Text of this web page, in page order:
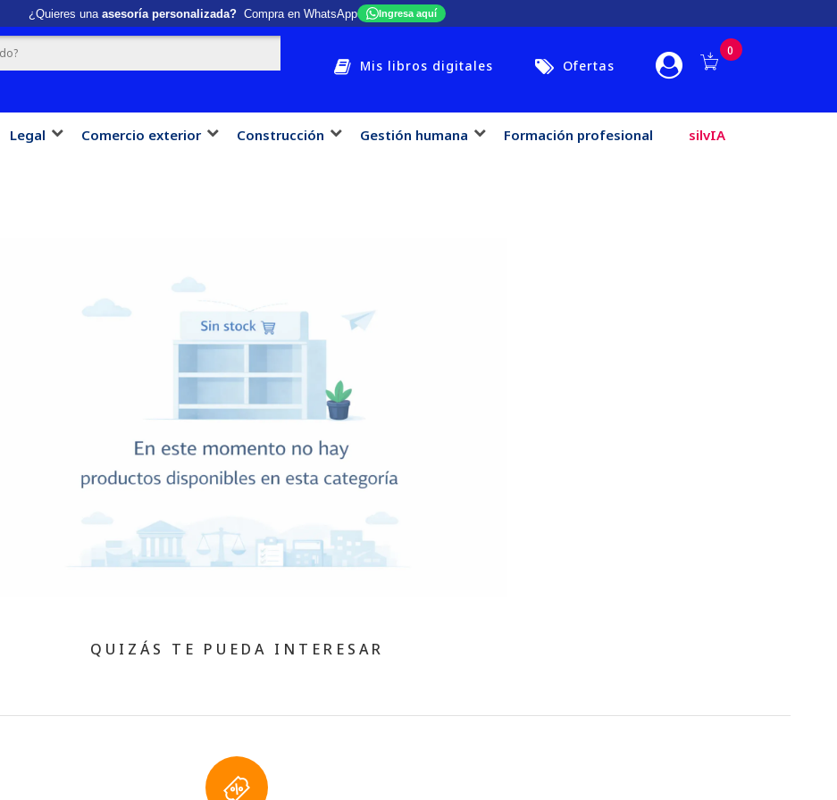
¿Quieres una asesoría personalizada?Compra en WhatsApp Ingresa aquí
Mis libros digitales Ofertas
0
Legal Comercio exterior Construcción Gestión humana Formación profesional silvIA
QUIZÁS TE PUEDA INTERESAR